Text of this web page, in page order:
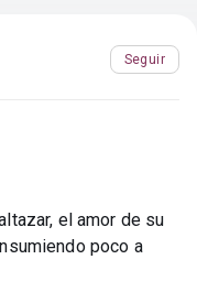
Seguir
el amor de su
poco a